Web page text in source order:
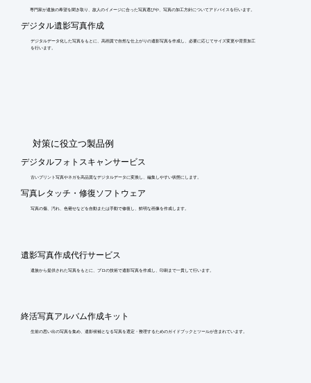
専門家が遺族の希望を聞き取り、故人のイメージに合った写真選びや、写真の加工方針についてアドバイスを行います。
デジタル遺影写真作成
デジタルデータ化した写真をもとに、高画質で自然な仕上がりの遺影写真を作成し、必要に応じてサイズ変更や背景加工
を行います。
​対策に役立つ製品例
デジタルフォトスキャンサービス
古いプリント写真やネガを高品質なデジタルデータに変換し、編集しやすい状態にします。
写真レタッチ・修復ソフトウェア
写真の傷、汚れ、色褪せなどを自動または手動で修復し、鮮明な画像を作成します。
遺影写真作成代行サービス
遺族から提供された写真をもとに、プロの技術で遺影写真を作成し、印刷まで一貫して行います。
終活写真アルバム作成キット
生前の思い出の写真を集め、遺影候補となる写真を選定・整理するためのガイドブックとツールが含まれています。